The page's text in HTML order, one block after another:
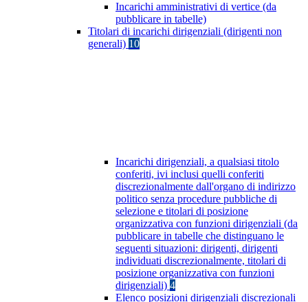
Incarichi amministrativi di vertice (da
pubblicare in tabelle)
Titolari di incarichi dirigenziali (dirigenti non
generali) 10
Incarichi dirigenziali, a qualsiasi titolo
conferiti, ivi inclusi quelli conferiti
discrezionalmente dall'organo di indirizzo
politico senza procedure pubbliche di
selezione e titolari di posizione
organizzativa con funzioni dirigenziali (da
pubblicare in tabelle che distinguano le
seguenti situazioni: dirigenti, dirigenti
individuati discrezionalmente, titolari di
posizione organizzativa con funzioni
dirigenziali) 4
Elenco posizioni dirigenziali discrezionali